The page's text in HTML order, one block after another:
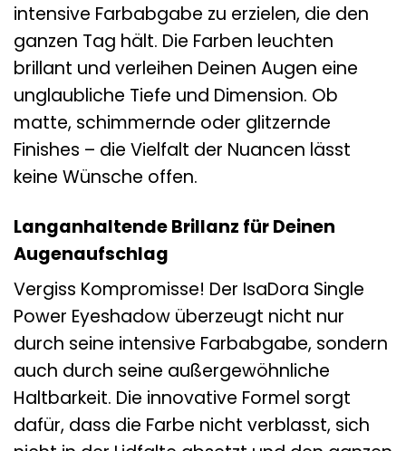
intensive Farbabgabe zu erzielen, die den
ganzen Tag hält. Die Farben leuchten
brillant und verleihen Deinen Augen eine
unglaubliche Tiefe und Dimension. Ob
matte, schimmernde oder glitzernde
Finishes – die Vielfalt der Nuancen lässt
keine Wünsche offen.
Langanhaltende Brillanz für Deinen
Augenaufschlag
Vergiss Kompromisse! Der IsaDora Single
Power Eyeshadow überzeugt nicht nur
durch seine intensive Farbabgabe, sondern
auch durch seine außergewöhnliche
Haltbarkeit. Die innovative Formel sorgt
dafür, dass die Farbe nicht verblasst, sich